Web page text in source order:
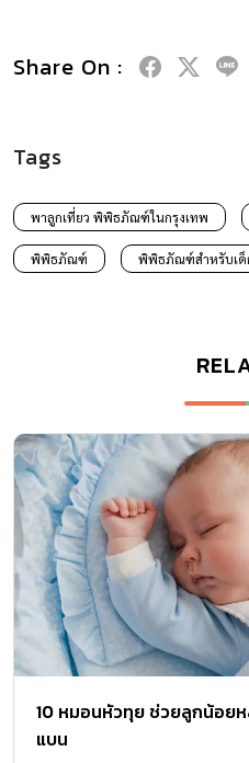
Share On :
Tags
พาลูกเที่ยว พิพิธภัณฑ์ในกรุงเทพ
พิพิธภัณฑ์ พิพิธภัณฑ์สำหรับเด็
10 หมอนหัวทุย ช่วยลูกน้อย
แบน